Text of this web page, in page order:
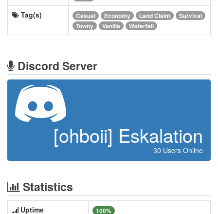
Tag(s) Casual Economy Land Claim
Survival
Towny
Vanilla Waterfall
Discord Server
[ohboii] Eskalation
30 Users Online
Statistics
Uptime 100%